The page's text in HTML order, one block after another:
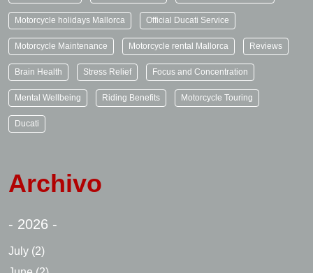
Motorcycle holidays Mallorca Official Ducati Service
Motorcycle Maintenance Motorcycle rental Mallorca Reviews
Brain Health Stress Relief Focus and Concentration
Mental Wellbeing Riding Benefits Motorcycle Touring
Ducati
Archivo
- 2026 -
July (2)